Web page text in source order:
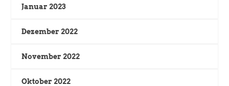
Januar 2023
Dezember 2022
November 2022
Oktober 2022